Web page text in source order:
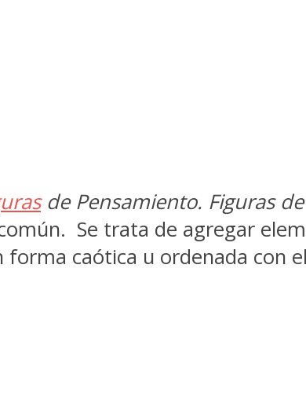
de Pensamiento. Figuras
Se trata de agregar
caótica u ordenada con